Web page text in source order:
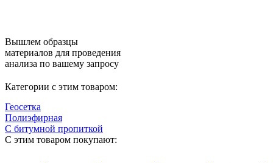
Вышлем образцы
материалов для проведения
анализа по вашему запросу
Категории с этим товаром:
Геосетка
Полиэфирная
С битумной пропиткой
С этим товаром покупают: